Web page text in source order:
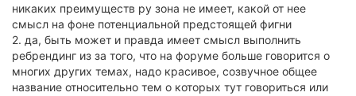
никаких преимуществ ру зона не имеет, какой от нее
смысл на фоне потенциальной предстоящей фигни
2. да, быть может и правда имеет смысл выполнить
ребрендинг из за того, что на форуме больше говорится о
многих других темах, надо красивое, созвучное общее
название относительно тем о которых тут говориться или